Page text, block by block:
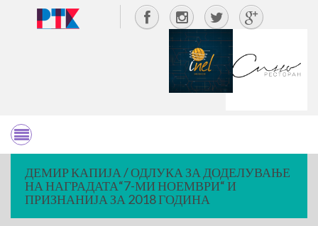
ДЕМИР КАПИЈА / ОДЛУКА ЗА ДОДЕЛУВАЊЕ
НА НАГРАДАТА“7-МИ НОЕМВРИ“ И
ПРИЗНАНИЈА ЗА 2018 ГОДИНА